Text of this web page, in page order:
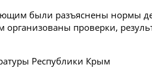
были разъяснены нормы
проверки,
Республики Крым